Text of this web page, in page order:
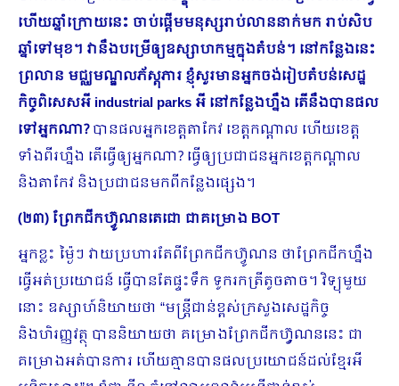
ហើយឆ្នាំក្រោយនេះ ចាប់ផ្ដើមមនុស្សរាប់លាននាក់មក រាប់សិប
ឆ្នាំទៅមុខ។ វានឹងបម្រើឲ្យឧស្សាហកម្មក្នុងតំបន់។ នៅកន្លែងនេះ
ព្រលាន មជ្ឈមណ្ឌលភ័ស្ដុភារ ខ្ញុំសួរមានអ្នកចង់រៀបតំបន់សេដ្ឋ
កិច្ចពិសេសអីindustrial parks អី នៅកន្លែងហ្នឹង តើនឹងបានផល
ទៅអ្នកណា?បានផលអ្នកខេត្តតាកែវ ខេត្តកណ្ដាល ហើយខេត្ត
ទាំងពីរហ្នឹង តើធ្វើឲ្យអ្នកណា? ធ្វើឲ្យប្រជាជនអ្នកខេត្តកណ្ដាល
និងតាកែវ និងប្រជាជនមកពីកន្លែងផ្សេង។
(២៣) ព្រែកជីកហ៊្វូណនតេជោ ជាគម្រោង BOT
អ្នកខ្លះ ម្ង៉ៃៗ វាយប្រហារតែពីព្រែកជីកហ៊្វូណន ថាព្រែកជីកហ្នឹង
ធ្វើអត់ប្រយោជន៍ ធ្វើបានតែផ្ទះទឹក ទូករកត្រីតូចតាច។ វិទ្យុមួយ
នោះ ឧស្សាហ៍និយាយថា “មន្រ្តីជាន់ខ្ពស់ក្រសួងសេដ្ឋកិច្ច
និងហិរញ្ញវត្ថុ បាននិយាយថា គម្រោងព្រែកជីកហ្វ៊ូណននេះ ជា
គម្រោងអត់បានការ ហើយគ្មានបានផលប្រយោជន៍ដល់ខ្មែរអី